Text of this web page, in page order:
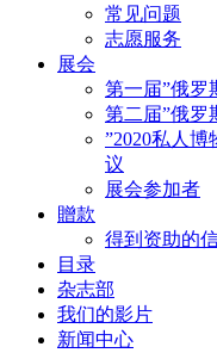
常见问题
志愿服务
展会
第一届”俄罗
第二届”俄罗
”2020私人
议
展会参加者
贈款
得到资助的
目录
杂志部
我们的影片
新闻中心